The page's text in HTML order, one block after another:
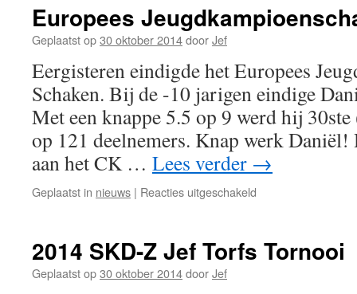
2014-
Europees
Geplaatst op30 oktober 2014doorJef
Eergisteren eindigde het Europees
Schaken. Bij de -10 jarigen eindige
Met een knappe 5.5 op 9 werd hij 30ste
op 121 deelnemers. Knap werk
aan het CK … Lees verder →
Geplaatst in nieuws | Reacties uitgeschakeld
2014 SKD-Z Jef Torfs Tornooi
Geplaatst op30 oktober 2014doorJef